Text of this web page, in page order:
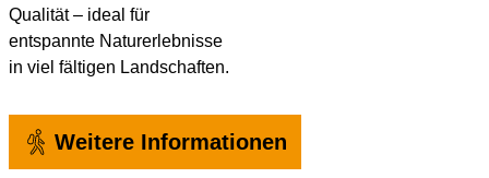
Qualität – ideal für
entspannte Naturerlebnisse
in viel fältigen Landschaften.
Weitere Informationen